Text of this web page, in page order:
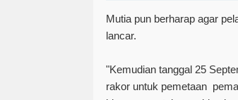
Mutia pun berharap agar
lancar.
"Kemudian tanggal 25
rakor untuk pemetaan